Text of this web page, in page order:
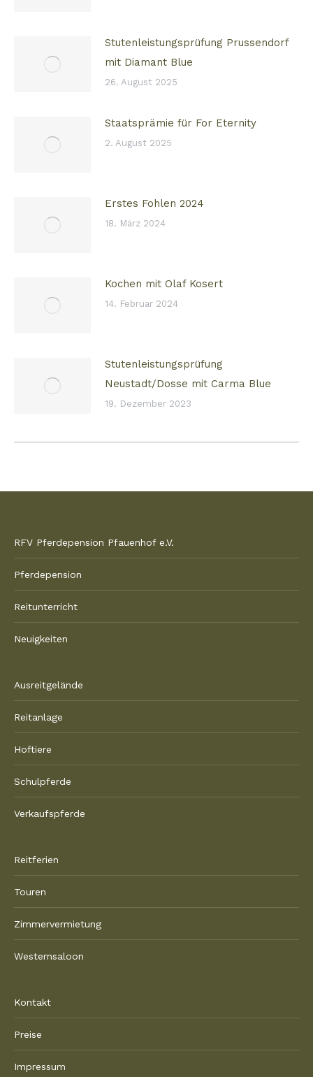
Stutenleistungsprüfung Prussendorf
mit Diamant Blue
26. August 2025
Staatsprämie für For Eternity
2. August 2025
Erstes Fohlen 2024
18. März 2024
Kochen mit Olaf Kosert
14. Februar 2024
Stutenleistungsprüfung
Neustadt/Dosse mit Carma Blue
19. Dezember 2023
RFV Pferdepension Pfauenhof e.V.
Pferdepension
Reitunterricht
Neuigkeiten
Ausreitgelände
Reitanlage
Hoftiere
Schulpferde
Verkaufspferde
Reitferien
Touren
Zimmervermietung
Westernsaloon
Kontakt
Preise
Impressum